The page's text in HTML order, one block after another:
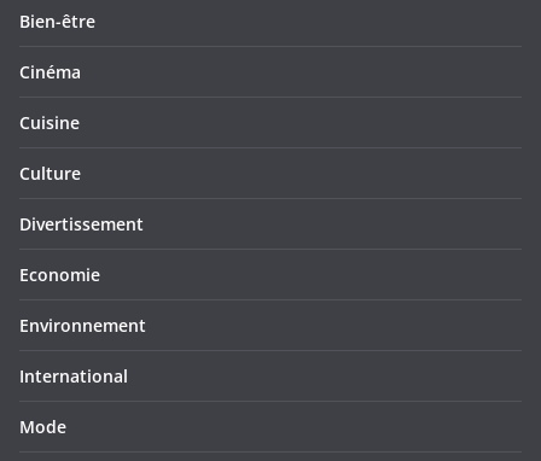
Bien-être
Cinéma
Cuisine
Culture
Divertissement
Economie
Environnement
International
Mode